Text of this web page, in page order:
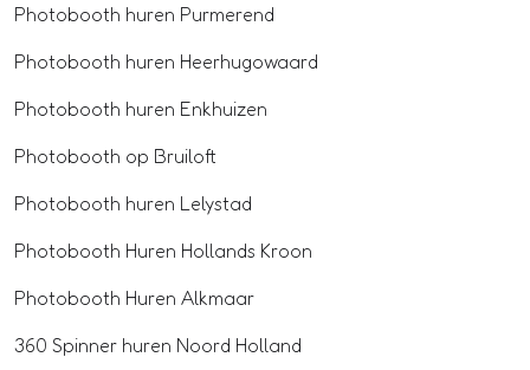
Photobooth huren Purmerend
Photobooth huren Heerhugowaard
Photobooth huren Enkhuizen
Photobooth op Bruiloft
Photobooth huren Lelystad
Photobooth Huren Hollands Kroon
Photobooth Huren Alkmaar
360 Spinner huren Noord Holland